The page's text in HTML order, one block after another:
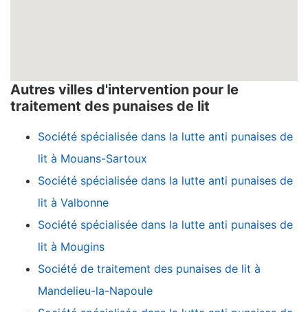
Autres villes d'intervention pour le
traitement des punaises de lit
Société spécialisée dans la lutte anti punaises de
lit à Mouans-Sartoux
Société spécialisée dans la lutte anti punaises de
lit à Valbonne
Société spécialisée dans la lutte anti punaises de
lit à Mougins
Société de traitement des punaises de lit à
Mandelieu-la-Napoule